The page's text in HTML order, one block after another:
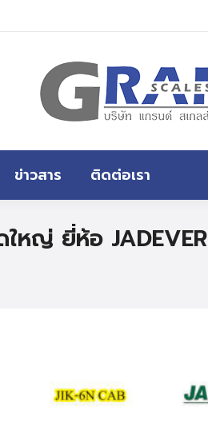
ข่าวสาร ติดต่อเรา
หญ่ ยี่ห้อ JADEVER